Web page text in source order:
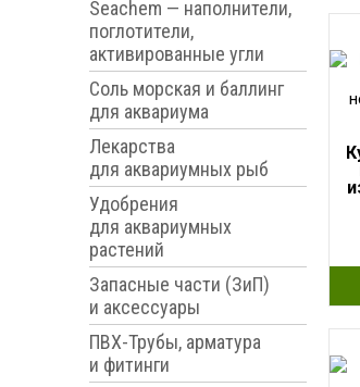
Seachem — наполнители,
поглотители,
активированные угли
Соль морская и баллинг
для аквариума
Лекарства
для аквариумных рыб
Удобрения
для аквариумных
растений
Запасные части (ЗиП)
и аксессуары
ПВХ-Трубы, арматура
и фитинги